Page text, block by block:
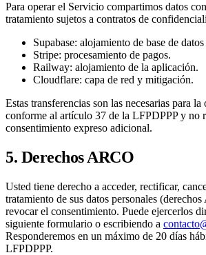
Para operar el Servicio compartimos datos
tratamiento sujetos a contratos de
Supabase: alojamiento de base de
Stripe: procesamiento de pagos.
Railway: alojamiento de la aplicación.
Cloudflare: capa de red y mitigación.
Estas transferencias son las necesarias para
conforme al artículo 37 de la LFPDPPP y no
consentimiento expreso adicional.
5. Derechos ARCO
Usted tiene derecho a acceder, rectificar,
tratamiento de sus datos personales
revocar el consentimiento. Puede ejercerlos
siguiente formulario o escribiendo a
Responderemos en un máximo de 20 días
LFPDPPP.